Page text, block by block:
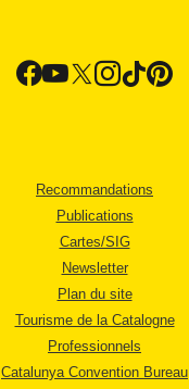
Recommandations
Publications
Cartes/SIG
Newsletter
Plan du site
Tourisme de la Catalogne
Professionnels
Catalunya Convention Bureau